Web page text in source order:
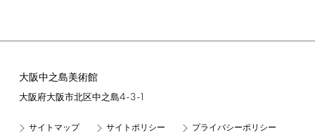
大阪中之島美術館
大阪府大阪市北区中之島4-3-1
サイトマップ サイトポリシー プライバシーポリシー